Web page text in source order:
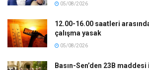
05/08/2026
12.00-16.00 saatleri
çalışma yasak
05/08/2026
Basın-Sen’den 23B